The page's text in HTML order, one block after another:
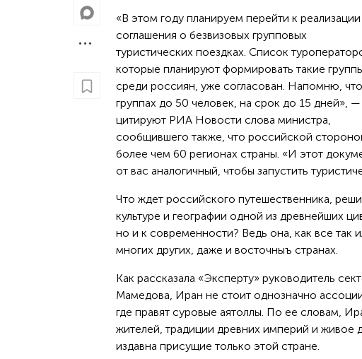
«В этом году планируем перейти к реализации
соглашения о безвизовых групповых
туристических поездках. Список
которые планируют формировать такие
среди россиян, уже согласован. Напомню,
группах до 50 человек, на срок до 15 дней», —
цитируют РИА Новости слова министра,
сообщившего также, что российской
более чем 60 регионах страны. «И этот
от вас аналогичный, чтобы запустить
Что ждет российского путешественника,
культуре и географии одной из древнейших
но и к современности? Ведь она, как все так
многих других, даже и восточныъ странах.
Как рассказала «Эксперту» руководитель
Мамедова, Иран не стоит однозначно
где правят суровые аятоллы. По ее словам,
жителей, традиции древних империй и живое
издавна присущие только этой стране.